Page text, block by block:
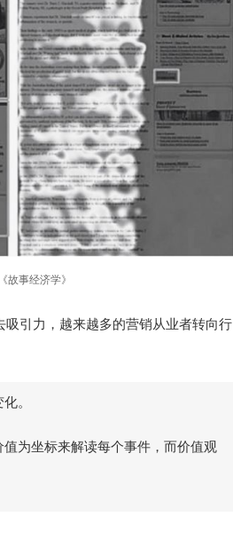
事经济学》
吸引力，越来越多的营销从业者转向行
。
为坐标来解读每个事件，而价值观